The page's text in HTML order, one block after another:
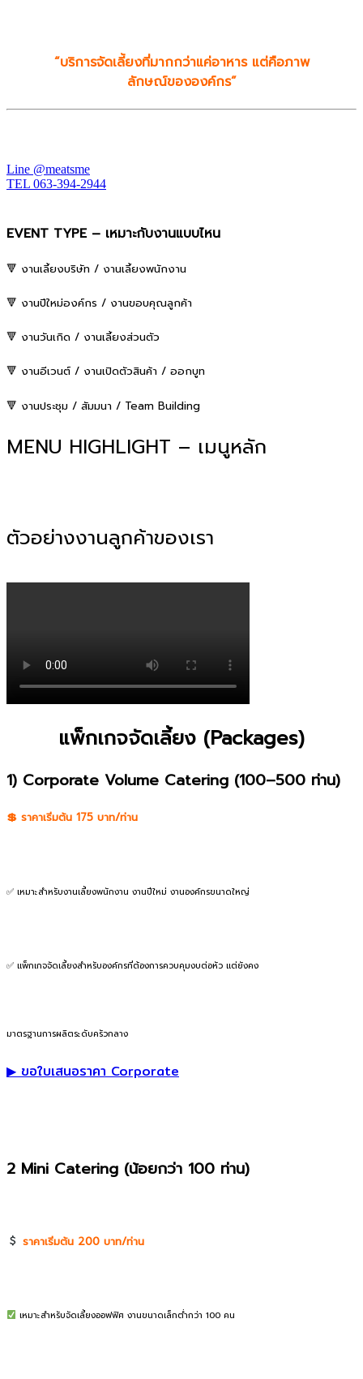
“บริการจัดเลี้ยงที่มากกว่าแค่อาหาร แต่คือภาพ
ลักษณ์ขององค์กร”
Line @meatsme
TEL 063-394-2944
EVENT TYPE – เหมาะกับงานแบบไหน
🔻 งานเลี้ยงบริษัท / งานเลี้ยงพนักงาน
🔻 งานปีใหม่องค์กร / งานขอบคุณลูกค้า
🔻 งานวันเกิด / งานเลี้ยงส่วนตัว
🔻 งานอีเวนต์ / งานเปิดตัวสินค้า / ออกบูท
🔻 งานประชุม / สัมมนา / Team Building
MENU HIGHLIGHT – เมนูหลัก
ตัวอย่างงานลูกค้าของเรา
แพ็กเกจจัดเลี้ยง (Packages)
1) Corporate Volume Catering (100–500 ท่าน)
💲 ราคาเริ่มต้น 175 บาท/ท่าน
✅ เหมาะสำหรับงานเลี้ยงพนักงาน งานปีใหม่ งานองค์กรขนาดใหญ่
✅ แพ็กเกจจัดเลี้ยงสำหรับองค์กรที่ต้องการควบคุมงบต่อหัว แต่ยังคง
มาตรฐานการผลิตระดับครัวกลาง
▶ ขอใบเสนอราคา Corporate
2 Mini Catering (น้อยกว่า 100 ท่าน)
ราคาเริ่มต้น 200 บาท/ท่าน
เหมาะสำหรับจัดเลี้ยงออฟฟิศ งานขนาดเล็กต่ำกว่า 100 คน